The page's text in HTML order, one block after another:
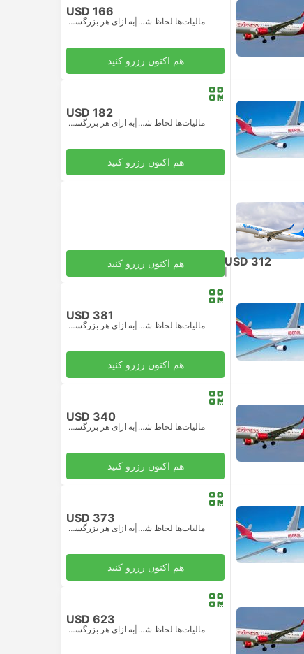
USD 166
مالیات‌ها لحاظ شده | به ازای هر بزرگسال
هم اکنون رزرو کنید
USD 182
مالیات‌ها لحاظ شده | به ازای هر بزرگسال
هم اکنون رزرو کنید
USD 312
مالیات‌ها لحاظ شده
به ازای هر بزرگسال
هم اکنون رزرو کنید
USD 381
مالیات‌ها لحاظ شده | به ازای هر بزرگسال
هم اکنون رزرو کنید
USD 340
مالیات‌ها لحاظ شده | به ازای هر بزرگسال
هم اکنون رزرو کنید
USD 373
مالیات‌ها لحاظ شده | به ازای هر بزرگسال
هم اکنون رزرو کنید
USD 623
مالیات‌ها لحاظ شده | به ازای هر بزرگسال